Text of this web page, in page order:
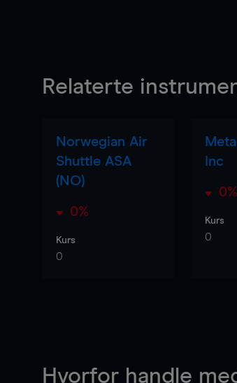
Relaterte
Norwegian Air
Shuttle ASA
(NO)
0%
Kurs
0
Inc
0%
Kurs
0
Hvorfor handle